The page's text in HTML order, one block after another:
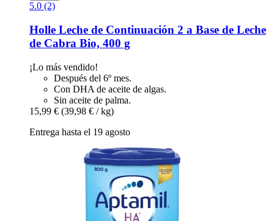
5.0 (2)
Holle Leche de Continuación 2 a Base de Leche
de Cabra Bio, 400 g
¡Lo más vendido!
Después del 6º mes.
Con DHA de aceite de algas.
Sin aceite de palma.
15,99 € (39,98 € / kg)
Entrega hasta el 19 agosto